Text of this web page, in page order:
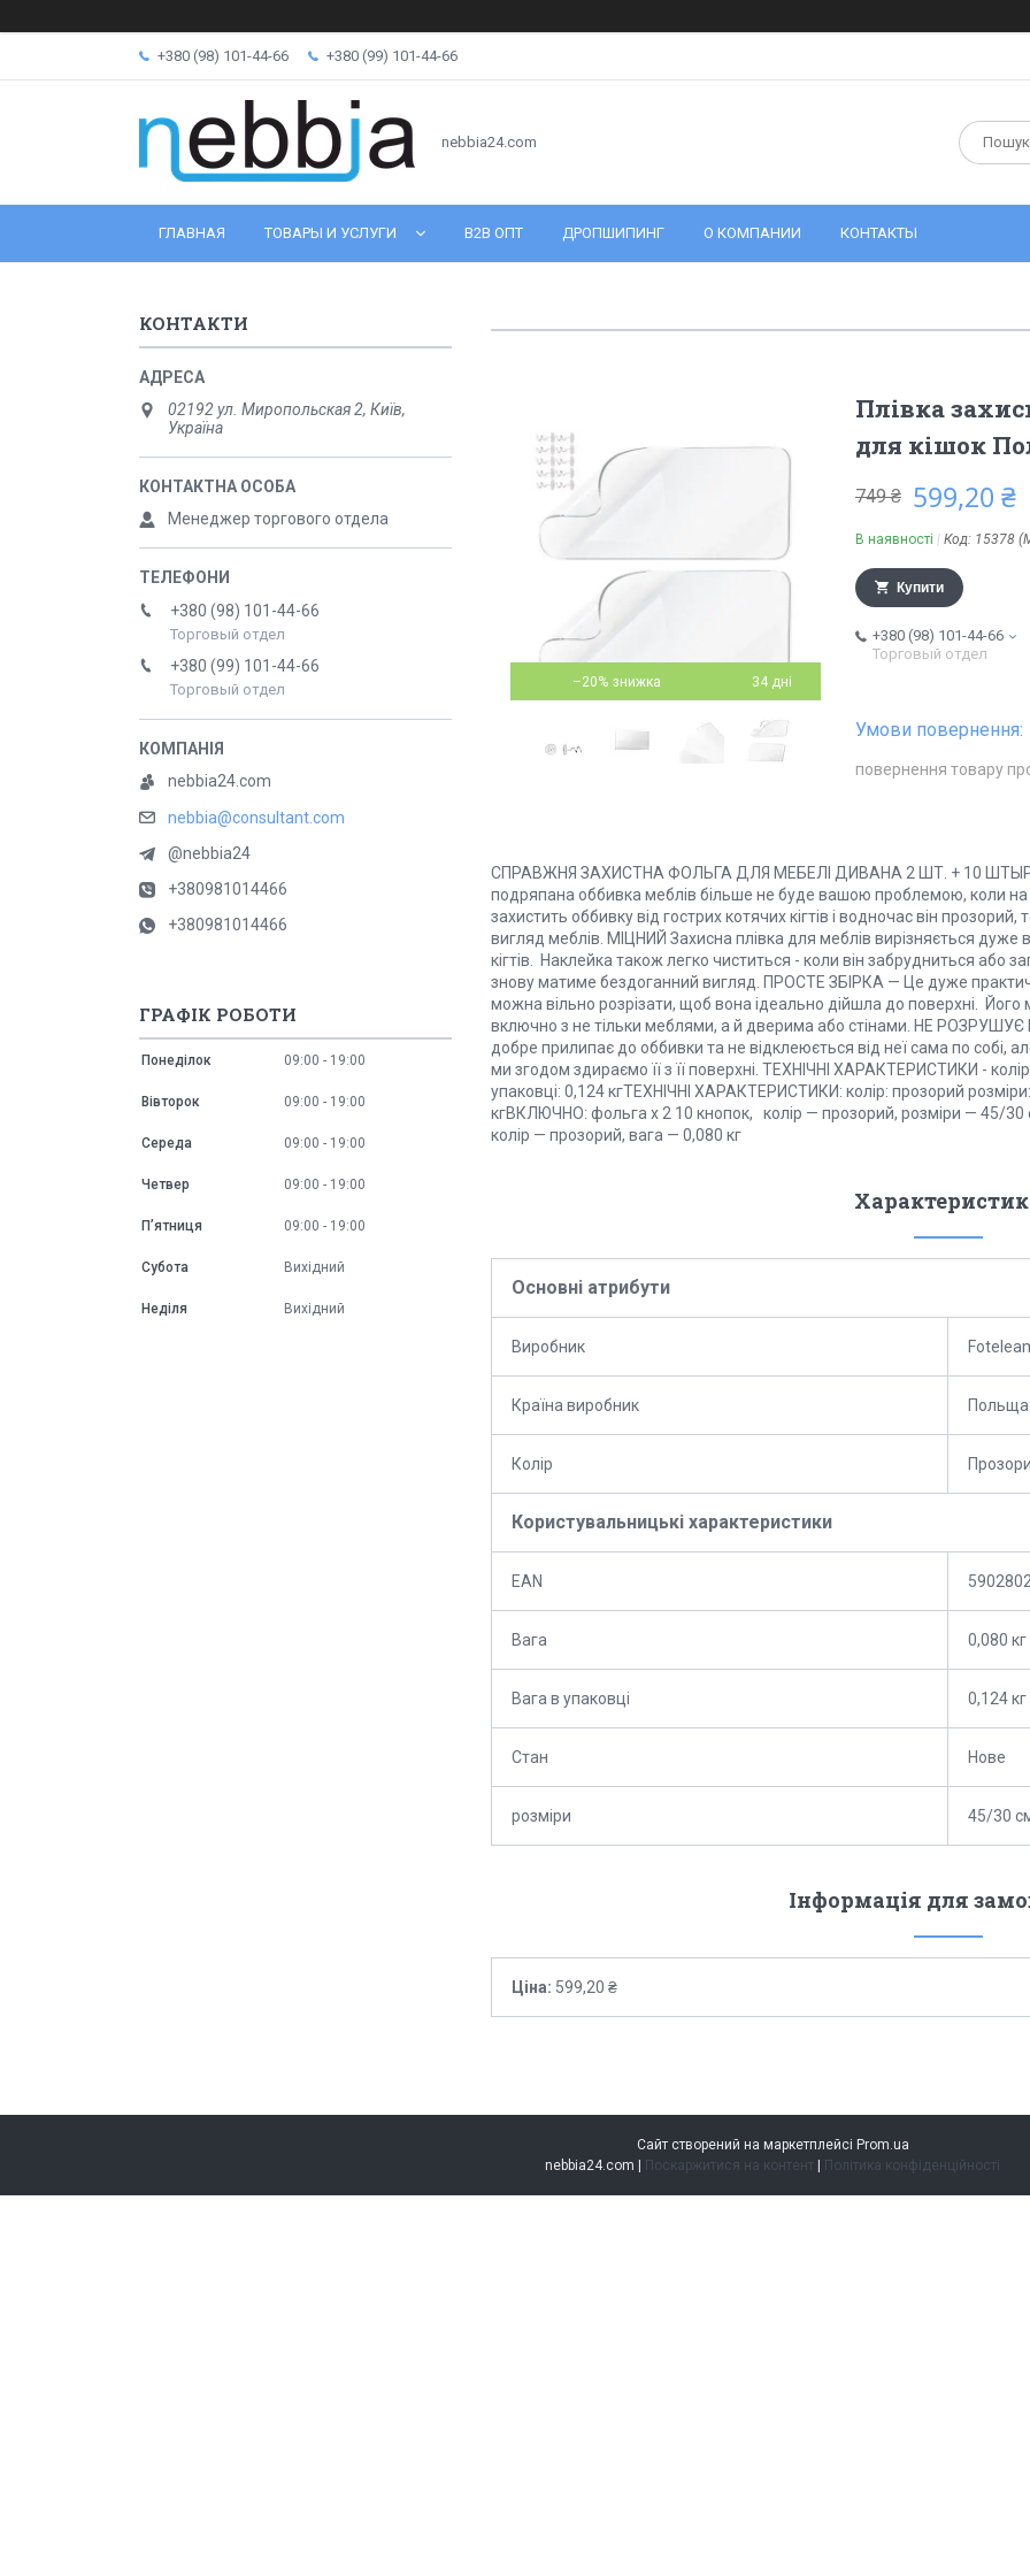
+380 (98) 101-44-66 +380 (99) 101-44-66
nebbia24.com
ГЛАВНАЯ ТОВАРЫ И УСЛУГИ B2B ОПТ ДРОПШИПИНГ О КОМПАНИИ КОНТАКТЫ
–20% 34 дні
Плівка
для кішок
749 ₴ 599,20 ₴
В наявності Код: 15378
Купити
+380 (98) 101-44-66
Торговый отдел
повернення товару
СПРАВЖНЯ ЗАХИСТНА ФОЛЬГА ДЛЯ МЕБЕЛІ ДИВАНА 2 ШТ. + 10
подряпана оббивка меблів більше не буде вашою проблемою, коли на
захистить оббивку від гострих котячих кігтів і водночас він
вигляд меблів. МІЦНИЙ Захисна плівка для меблів вирізняється дуже
кігтів. Наклейка також легко чиститься - коли він забрудниться або
знову матиме бездоганний вигляд. ПРОСТЕ ЗБІРКА — Це дуже
можна вільно розрізати, щоб вона ідеально дійшла до поверхні.
включно з не тільки меблями, а й дверима або стінами. НЕ
добре прилипає до оббивки та не відклеюється від неї сама по собі,
ми згодом здираємо її з її поверхні. ТЕХНІЧНІ ХАРАКТЕРИСТИКИ -
упаковці: 0,124 кгТЕХНІЧНІ ХАРАКТЕРИСТИКИ: колір: прозорий
кгВКЛЮЧНО: фольга х 2 10 кнопок, колір — прозорий, розміри — 45/30
колір — прозорий, вага — 0,080 кг
Основні атрибути
Виробник
Країна виробник Польща
Колір
Користувальницькі характеристики
EAN
Вага 0,080 кг
Вага в упаковці 0,124 кг
Стан Нове
розміри 45/30
Інформація для
Ціна: 599,20 ₴
КОНТАКТИ
02192 ул. Миропольская 2, Київ,
Україна
Менеджер торгового отдела
+380 (98) 101-44-66
Торговый отдел
+380 (99) 101-44-66
Торговый отдел
nebbia24.com
nebbia@consultant.com
@nebbia24
+380981014466
+380981014466
ГРАФІК РОБОТИ
Понеділок 09:00 19:00
Вівторок 09:00 19:00
Середа 09:00 19:00
Четвер 09:00 19:00
Пʼятниця 09:00 19:00
Субота Вихідний
Неділя Вихідний
Сайт створений на маркетплейсі Prom.ua
Поскаржитися на контент Політика конфіденційності